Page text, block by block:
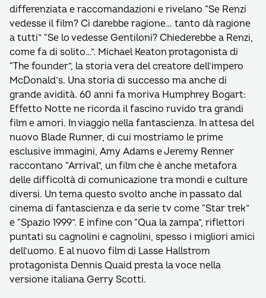
differenziata e raccomandazioni e rivelano “Se Renzi
vedesse il film? Ci darebbe ragione… tanto dà ragione
a tutti” “Se lo vedesse Gentiloni? Chiederebbe a Renzi,
come fa di solito…”. Michael Keaton protagonista di
“The founder”, la storia vera del creatore dell’impero
McDonald’s. Una storia di successo ma anche di
grande avidità. 60 anni fa moriva Humphrey Bogart:
Effetto Notte ne ricorda il fascino ruvido tra grandi
film e amori. In viaggio nella fantascienza. In attesa del
nuovo Blade Runner, di cui mostriamo le prime
esclusive immagini, Amy Adams e Jeremy Renner
raccontano “Arrival”, un film che è anche metafora
delle difficoltà di comunicazione tra mondi e culture
diversi. Un tema questo svolto anche in passato dal
cinema di fantascienza e da serie tv come “Star trek”
e “Spazio 1999”. E infine con “Qua la zampa”, riflettori
puntati su cagnolini e cagnolini, spesso i migliori amici
dell’uomo. E al nuovo film di Lasse Hallstrom
protagonista Dennis Quaid presta la voce nella
versione italiana Gerry Scotti.